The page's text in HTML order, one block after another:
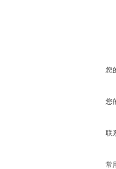
您
您
联
常